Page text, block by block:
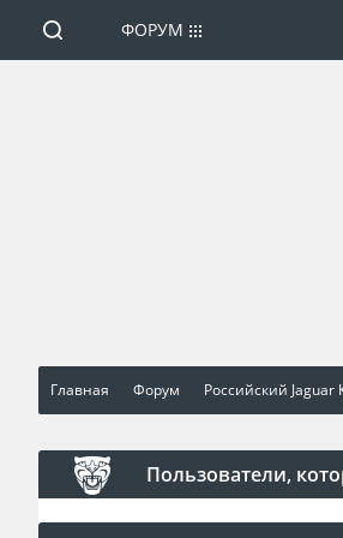
Главная Форум Российский Jaguar
Пользователи,
ФОРУМ